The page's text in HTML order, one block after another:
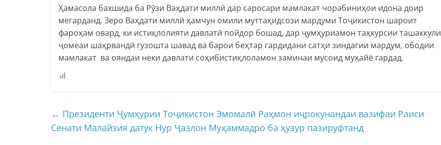
Ҳамасола бахшида ба Рӯзи Ваҳдати миллӣ дар саросари мамлакат чорабиниҳои идона доир
мегарданд. Зеро Ваҳдати миллӣ ҳамчун омили муттаҳидсози мардуми Тоҷикистон шароит
фароҳам овард, ки истиқлолияти давлатӣ пойдор бошад, дар ҷумҳуриамон таҳкурсии ташаккули
ҷомеаи шаҳрвандӣ гузошта шавад ва барои беҳтар гардидани сатҳи зиндагии мардум, ободии
мамлакат ва ояндаи неки давлати соҳибистиқлоламон заминаи мусоид муҳайё гардад.
← Президенти Ҷумҳурии Тоҷикистон Эмомалӣ Раҳмон иҷрокунандаи вазифаи Раиси
Сенати Малайзия датук Нур Ҷазлон Муҳаммадро ба ҳузур пазируфтанд